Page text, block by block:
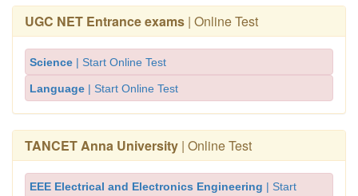
UGC NET Entrance exams | Online Test
Science | Start Online Test
Language | Start Online Test
TANCET Anna University | Online Test
EEE Electrical and Electronics Engineering | Start